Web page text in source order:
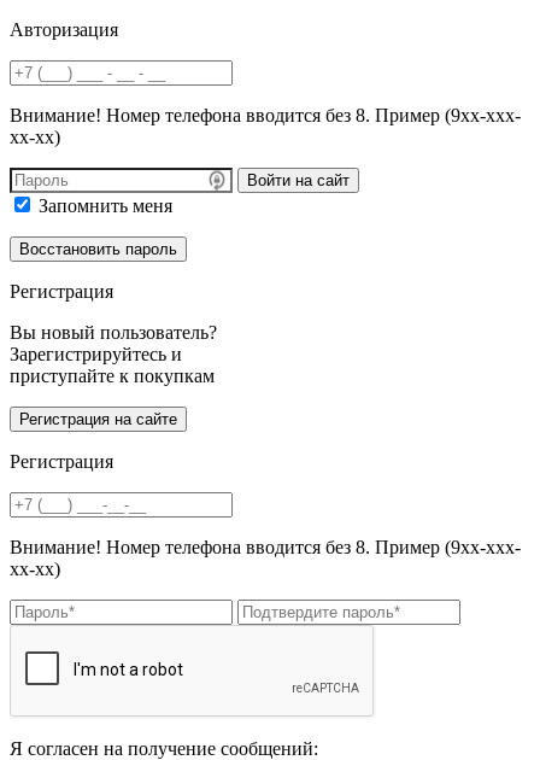
Авторизация
Внимание! Номер телефона вводится без 8. Пример (9хх-ххх-
хх-хх)
Войти на сайт
Запомнить меня
Регистрация
Вы новый пользователь?
Зарегистрируйтесь и
приступайте к покупкам
Регистрация
Внимание! Номер телефона вводится без 8. Пример (9хх-ххх-
хх-хх)
Я согласен на получение сообщений: